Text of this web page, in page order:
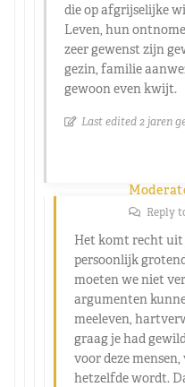
die op afgrijselijke
Leven, hun
zeer gewenst zijn
gezin, familie
gewoon even kwijt.
Last edited 2 jaren
Reply
Het komt recht uit
persoonlijk
moeten we niet
argumenten
meeleven,
graag je had
voor deze
hetzelfde wordt.